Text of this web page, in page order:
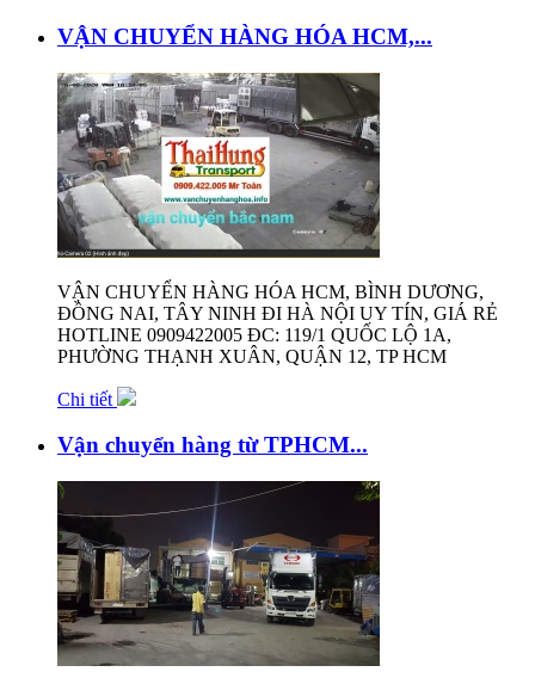
VẬN CHUYỂN HÀNG HÓA HCM,...
VẬN CHUYỂN HÀNG HÓA HCM, BÌNH DƯƠNG,
ĐỒNG NAI, TÂY NINH ĐI HÀ NỘI UY TÍN, GIÁ RẺ
HOTLINE 0909422005 ĐC: 119/1 QUỐC LỘ 1A,
PHƯỜNG THẠNH XUÂN, QUẬN 12, TP HCM
Chi tiết
Vận chuyển hàng từ TPHCM...